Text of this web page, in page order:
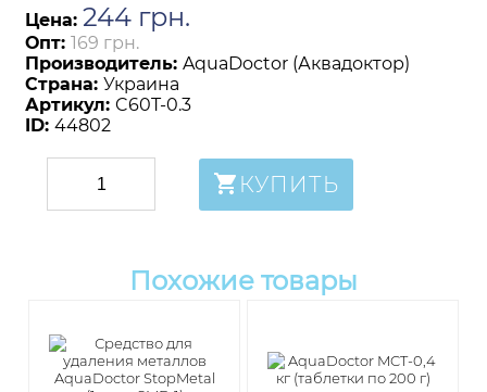
Цена: 244 грн.
Опт: 169 грн.
Производитель: AquaDoctor (Аквадоктор)
Страна: Украина
Артикул: C60T-0.3
ID: 44802
КУПИТЬ
Похожие товары